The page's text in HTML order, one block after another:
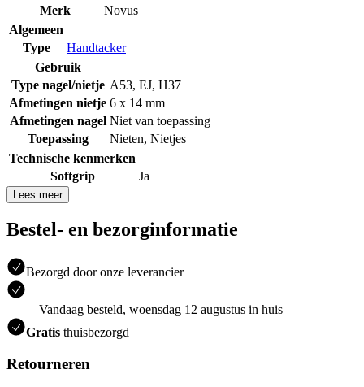
Merk
Novus
Algemeen
Type
Handtacker
Gebruik
Type nagel/nietje A53, EJ, H37
Afmetingen nietje 6 x 14 mm
Afmetingen nagel Niet van toepassing
Toepassing
Nieten, Nietjes
Technische kenmerken
Softgrip
Ja
Lees meer
Bestel- en bezorginformatie
Bezorgd door onze leverancier
Vandaag besteld, woensdag 12 augustus in huis
Gratis thuisbezorgd
Retourneren